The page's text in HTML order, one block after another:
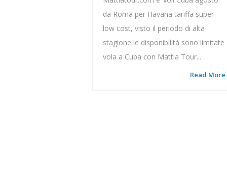
da Roma per Havana tariffa super
low cost, visto il periodo di alta
stagione le disponibilità sono limitate
vola a Cuba con Mattia Tour...
Read More